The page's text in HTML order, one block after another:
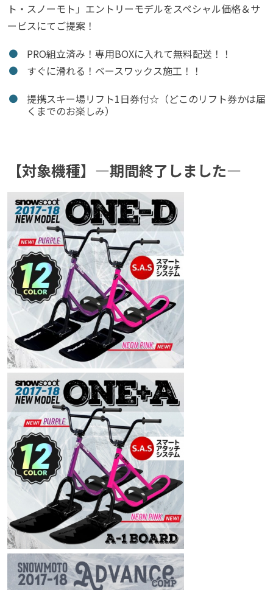
ト・スノーモト」エントリーモデルをスペシャル価格＆サ
ービスにてご提案！
PRO組立済み！専用BOXに入れて無料配送！！
すぐに滑れる！ベースワックス施工！！
提携スキー場リフト1日券付☆（どこのリフト券かは届
くまでのお楽しみ）
【対象機種】—期間終了しました—